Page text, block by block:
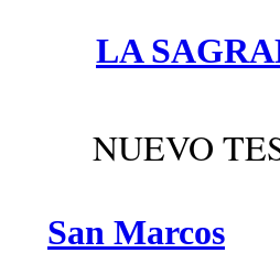
LA
NUEVO
San Marcos